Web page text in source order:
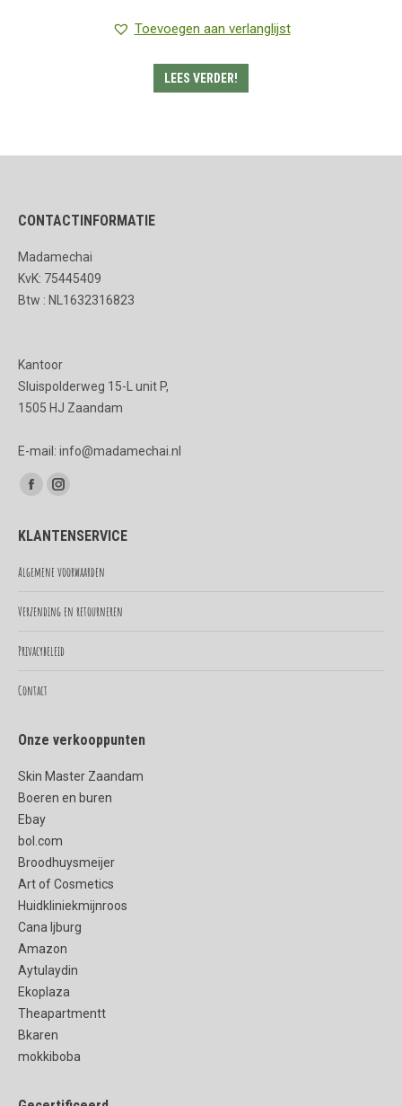
Toevoegen aan verlanglijst
LEES VERDER!
CONTACTINFORMATIE
Madamechai
KvK: 75445409
Btw : NL1632316823
Kantoor
Sluispolderweg 15-L unit P,
1505 HJ Zaandam
E-mail: info@madamechai.nl
Vind ons op:
Facebook
opens
in
window
Instagram
opens
in
window
KLANTENSERVICE
Algemene voorwaarden
Verzending en retourneren
Privacybeleid
Contact
Onze verkooppunten
Skin Master Zaandam
Boeren en buren
Ebay
bol.com
Broodhuysmeijer
Art of Cosmetics
Huidkliniekmijnroos
Cana Ijburg
Amazon
Aytulaydin
Ekoplaza
Theapartmentt
Bkaren
mokkiboba